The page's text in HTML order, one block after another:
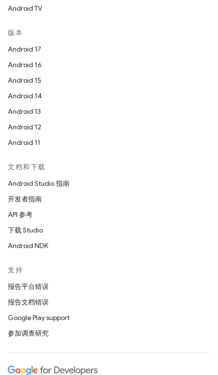
Android TV
版本
Android 17
Android 16
Android 15
Android 14
Android 13
Android 12
Android 11
文档和下载
Android Studio 指南
开发者指南
API 参考
下载 Studio
Android NDK
支持
报告平台错误
报告文档错误
Google Play support
参加调查研究